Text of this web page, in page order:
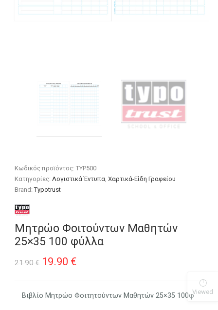
Κωδικός προϊόντος:TYP500
Κατηγορίες:Λογιστικά Έντυπα,Χαρτικά-Είδη Γραφείου
Brand:Typotrust
Μητρώο Φοιτούντων Μαθητών
25×35 100 φύλλα
21.90€ Original
was:
19.90 €Η
τιμή
Βιβλίο Μητρώο Φοιτητούντων Μαθητών 25×35 100φViewed